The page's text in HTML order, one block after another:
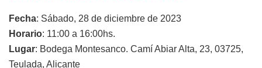
Fecha: Sábado, 28 de diciembre de 2023
Horario: 11:00 a 16:00hs.
Lugar: Bodega Montesanco. Camí Abiar Alta, 23, 03725,
Teulada, Alicante